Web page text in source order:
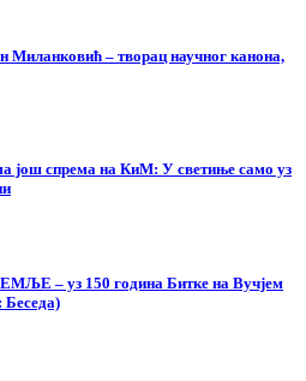
Миланковић – творац научног канона,
још спрема на КиМ: У светиње само уз
– уз 150 година Битке на Вучјем
Беседа)